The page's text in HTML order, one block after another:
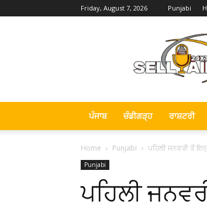
Friday, August 7, 2026 Punjabi
Sell
Aid
News
ਪੰਜਾਬ ਚੰਡੀਗੜ੍ਹ ਰਾਸ਼ਟਰੀ
Home Punjabi ਪਹਿਲੀ ਜਨਵਰੀ ਤੋਂ
Punjabi
ਪਹਿਲੀ